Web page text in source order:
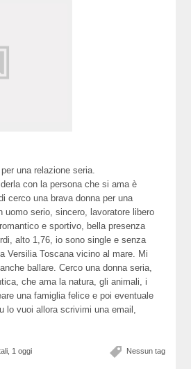
una relazione seria.
con la persona che si ama è
cerco una brava donna per una
uomo serio, sincero, lavoratore libero
e sportivo, bella presenza
alto 1,76, io sono single e senza
Versilia Toscana vicino al mare. Mi
ballare. Cerco una donna seria,
che ama la natura, gli animali, i
una famiglia felice e poi eventuale
lo vuoi allora scrivimi una email,
Nessun tag
1 oggi